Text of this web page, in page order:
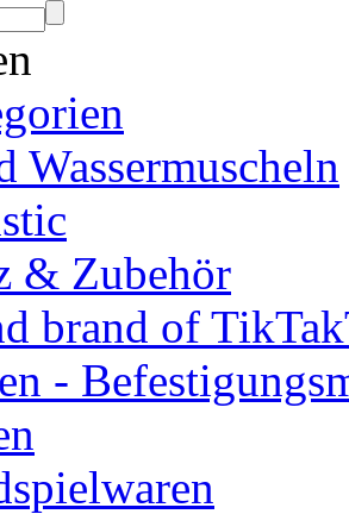
Wassermuscheln
& Zubehör
brand of
-